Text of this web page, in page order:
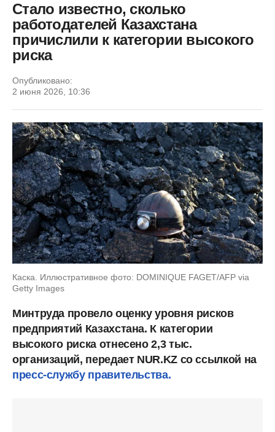
Стало известно, сколько
работодателей Казахстана
причислили к категории высокого
риска
Опубликовано:
2 июня 2026, 10:36
Каска. Иллюстративное фото: DOMINIQUE FAGET/AFP via
Getty Images
Минтруда провело оценку уровня рисков
предприятий Казахстана. К категории
высокого риска отнесено 2,3 тыс.
организаций, передает NUR.KZ со ссылкой на
пресс-службу правительства.